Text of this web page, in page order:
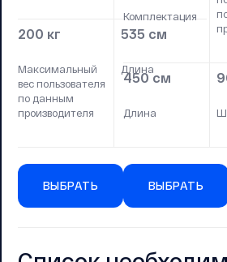
200 кг
Максимальный
вес пользователя
по данным
производителя
535 см
Длина
ВЫБРАТЬ
Комплектация
450 см
Длина
ВЫБРАТЬ